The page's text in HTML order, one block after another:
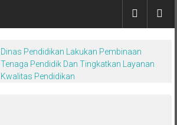
Dinas Pendidikan Lakukan Pembinaan
Tenaga Pendidik Dan Tingkatkan Layanan
Kwalitas Pendidikan